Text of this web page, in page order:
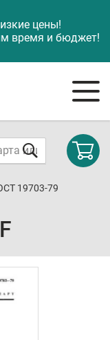
цены!
время и бюджет!
19703-79